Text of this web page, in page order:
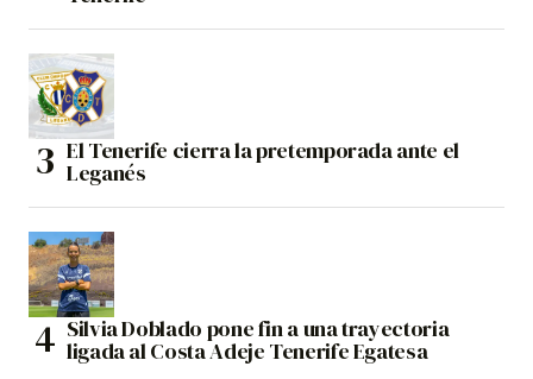
El Tenerife cierra la pretemporada ante el
Leganés
Silvia Doblado pone fin a una trayectoria
ligada al Costa Adeje Tenerife Egatesa